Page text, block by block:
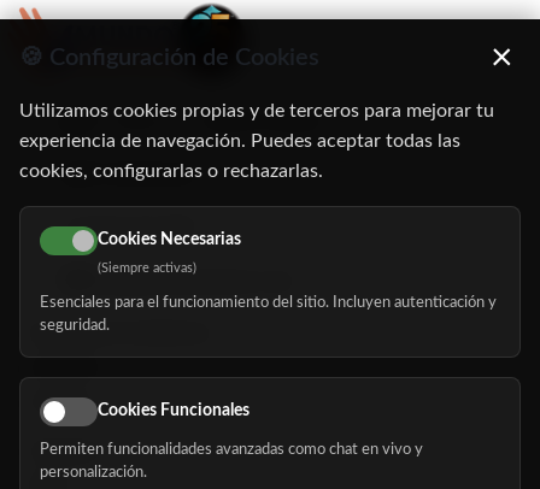
C/ Oruro, 11. 28016 Madrid
91 345 06 26
616 113 103
hola@mundomayor.com
Buscador de residencias
Eventos
Nosotros
🍪 Configuración de Cookies ×
Utilizamos cookies propias y de terceros para mejorar tu
experiencia de navegación. Puedes aceptar todas las
cookies, configurarlas o rechazarlas.
Cookies Necesarias
(Siempre activas)
Esenciales para el funcionamiento del sitio. Incluyen autenticación y
seguridad.
Cookies Funcionales
Permiten funcionalidades avanzadas como chat en vivo y
personalización.